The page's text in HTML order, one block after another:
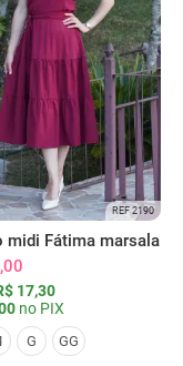
REF 2190
midi Fátima marsala
17,30
no PIX
G GG